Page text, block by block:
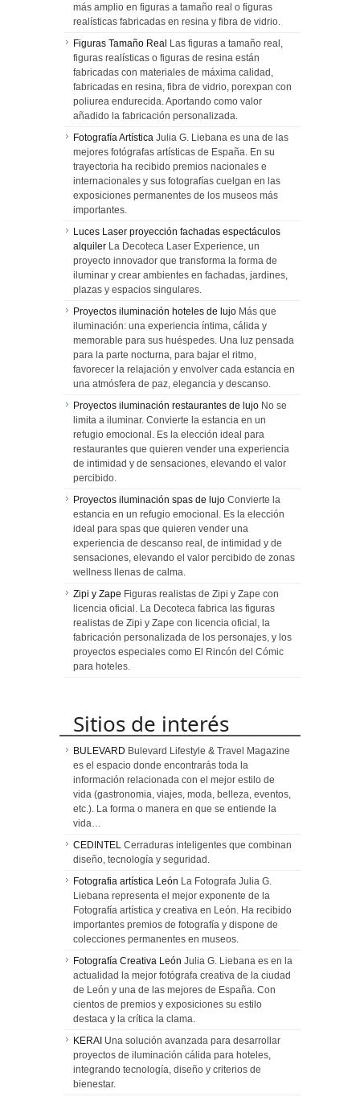
más amplio en figuras a tamaño real o figuras
realísticas fabricadas en resina y fibra de vidrio.
Figuras Tamaño Real Las figuras a tamaño real,
figuras realísticas o figuras de resina están
fabricadas con materiales de máxima calidad,
fabricadas en resina, fibra de vidrio, porexpan con
poliurea endurecida. Aportando como valor
añadido la fabricación personalizada.
Fotografía Artística Julia G. Liebana es una de las
mejores fotógrafas artísticas de España. En su
trayectoria ha recibido premios nacionales e
internacionales y sus fotografías cuelgan en las
exposiciones permanentes de los museos más
importantes.
Luces Laser proyección fachadas espectáculos
alquiler La Decoteca Laser Experience, un
proyecto innovador que transforma la forma de
iluminar y crear ambientes en fachadas, jardines,
plazas y espacios singulares.
Proyectos iluminación hoteles de lujo Más que
iluminación: una experiencia íntima, cálida y
memorable para sus huéspedes. Una luz pensada
para la parte nocturna, para bajar el ritmo,
favorecer la relajación y envolver cada estancia en
una atmósfera de paz, elegancia y descanso.
Proyectos iluminación restaurantes de lujo No se
limita a iluminar. Convierte la estancia en un
refugio emocional. Es la elección ideal para
restaurantes que quieren vender una experiencia
de intimidad y de sensaciones, elevando el valor
percibido.
Proyectos iluminación spas de lujo Convierte la
estancia en un refugio emocional. Es la elección
ideal para spas que quieren vender una
experiencia de descanso real, de intimidad y de
sensaciones, elevando el valor percibido de zonas
wellness llenas de calma.
Zipi y Zape Figuras realistas de Zipi y Zape con
licencia oficial. La Decoteca fabrica las figuras
realistas de Zipi y Zape con licencia oficial, la
fabricación personalizada de los personajes, y los
proyectos especiales como El Rincón del Cómic
para hoteles.
Sitios de interés
BULEVARD Bulevard Lifestyle & Travel Magazine
es el espacio donde encontrarás toda la
información relacionada con el mejor estilo de
vida (gastronomia, viajes, moda, belleza, eventos,
etc.). La forma o manera en que se entiende la
vida…
CEDINTEL Cerraduras inteligentes que combinan
diseño, tecnología y seguridad.
Fotografia artística León La Fotografa Julia G.
Liebana representa el mejor exponente de la
Fotografía artística y creativa en León. Ha recibido
importantes premios de fotografía y dispone de
colecciones permanentes en museos.
Fotografía Creativa León Julia G. Liebana es en la
actualidad la mejor fotógrafa creativa de la ciudad
de León y una de las mejores de España. Con
cientos de premios y exposiciones su estilo
destaca y la crítica la clama.
KERAI Una solución avanzada para desarrollar
proyectos de iluminación cálida para hoteles,
integrando tecnología, diseño y criterios de
bienestar.